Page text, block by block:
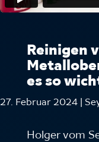
Reinigen
es so
27. Februar 2024 |
Holger vom